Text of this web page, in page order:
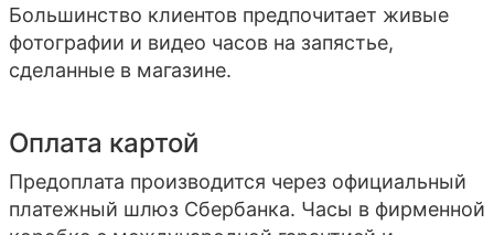
Большинство клиентов предпочитает живые
фотографии и видео часов на запястье,
сделанные в магазине.
Оплата картой
Предоплата производится через официальный
платежный шлюз Сбербанка. Часы в фирменной